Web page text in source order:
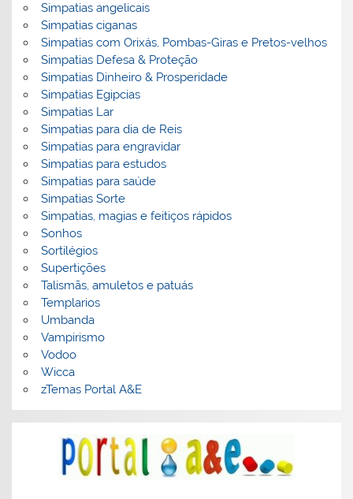
Simpatias angelicais
Simpatias ciganas
Simpatias com Orixás, Pombas-Giras e Pretos-velhos
Simpatias Defesa & Proteção
Simpatias Dinheiro & Prosperidade
Simpatias Egipcias
Simpatias Lar
Simpatias para dia de Reis
Simpatias para engravidar
Simpatias para estudos
Simpatias para saúde
Simpatias Sorte
Simpatias, magias e feitiços rápidos
Sonhos
Sortilégios
Supertições
Talismãs, amuletos e patuás
Templarios
Umbanda
Vampirismo
Vodoo
Wicca
zTemas Portal A&E